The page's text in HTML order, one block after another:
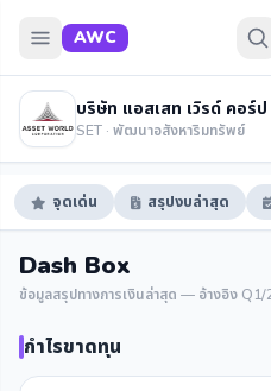
AWC
บริษัท แอสเสท เวิรด์ คอร์
SET · พัฒนาอสังหาริมทรัพย์
จุดเด่น สรุปงบล่าสุด
Dash Box
ข้อมูลสรุปทางการเงินล่าสุด — อ้างอิง Q1/
กำไรขาดทุน